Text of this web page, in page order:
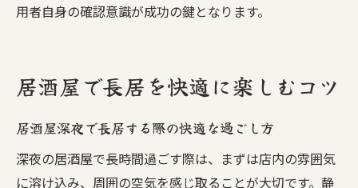
用者自身の確認意識が成功の鍵となります。
居酒屋で長居を快適に楽しむコツ
居酒屋深夜で長居する際の快適な過ごし方
深夜の居酒屋で長時間過ごす際は、まずは店内の雰囲気
に溶け込み、周囲の空気を感じ取ることが大切です。静